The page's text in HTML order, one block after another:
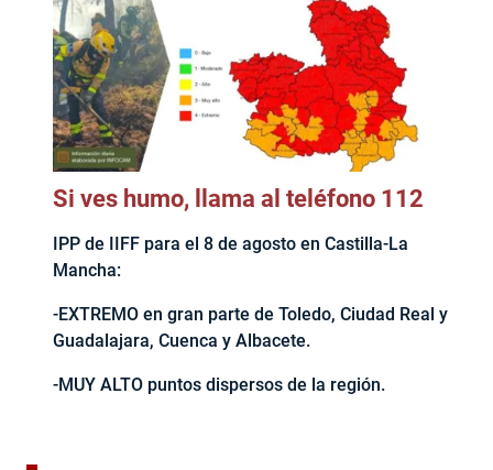
Si ves humo, llama al teléfono 112
IPP de IIFF para el 8 de agosto en Castilla-La
Mancha:
-EXTREMO en gran parte de Toledo, Ciudad Real y
Guadalajara, Cuenca y Albacete.
-MUY ALTO puntos dispersos de la región.